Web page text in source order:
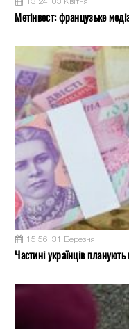
13:24, 03 Квітня
Метінвест: французьке
15:56, 31 Березня
Частині українців